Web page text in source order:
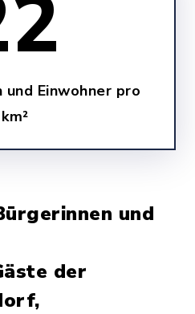
und Einwohner pro
km²
und
der